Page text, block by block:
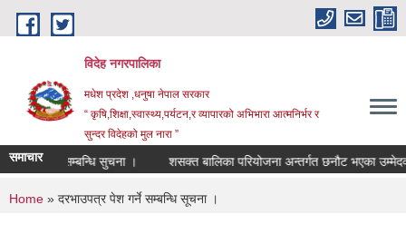
Skip to main content
विदेह नगरपालिका
मधेश प्रदेश ,धनुषा नेपाल सरकार
“ कृषि,शिक्षा,स्वास्थ्य,पर्यटन,र व्यापारको अभिभारा आत्मनिर्भर र
सुन्दर विदेहको मुल नारा ”
समाचार
स्तर बृद्धि सम्बन्धि सुचना । शसक्त बालिका परियोजना अन्तर्गत छनौट भएका
You are here
Home » दरभाउपत्र पेश गर्ने सम्बन्धि सूचना ।